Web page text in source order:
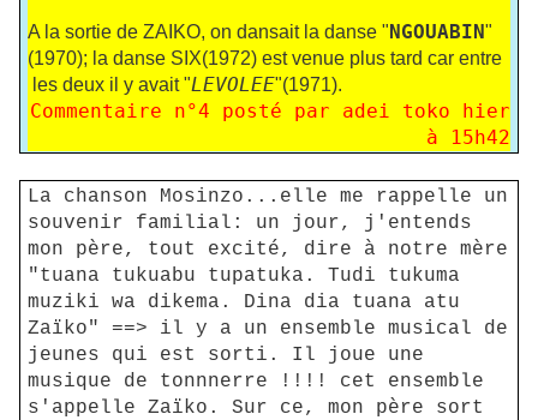
A la sortie de ZAIKO, on dansait la danse "NGOUABIN"
(1970); la danse SIX(1972) est venue plus tard car entre
les deux il y avait "LEVOLEE"(1971).
Commentaire n°4 posté par adei toko hier
à 15h42
La chanson Mosinzo...elle me rappelle un
souvenir familial: un jour, j'entends
mon père, tout excité, dire à notre mère
"tuana tukuabu tupatuka. Tudi tukuma
muziki wa dikema. Dina dia tuana atu
Zaïko" ==> il y a un ensemble musical de
jeunes qui est sorti. Il joue une
musique de tonnnerre !!!! cet ensemble
s'appelle Zaïko. Sur ce, mon père sort